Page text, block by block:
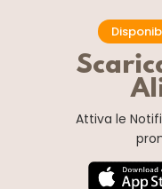
Attiva le